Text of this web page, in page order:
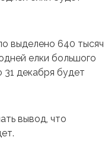
выделено 640 тысяч
елки большого
декабря будет
вывод, что